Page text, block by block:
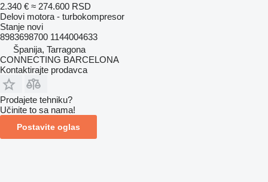
2.340 € ≈ 274.600 RSD
Delovi motora - turbokompresor
Stanje novi
8983698700 1144004633
Španija, Tarragona
CONNECTING BARCELONA
Kontaktirajte prodavca
Prodajete tehniku?
Učinite to sa nama!
Postavite oglas